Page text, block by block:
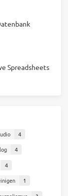
Spreadsheets
4
4
4
1